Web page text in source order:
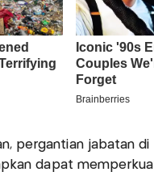
pergantian jabatan di
dapat